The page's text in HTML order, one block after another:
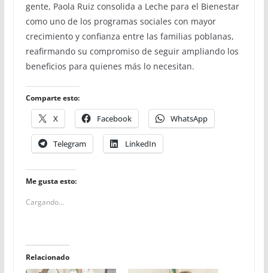
gente, Paola Ruiz consolida a Leche para el Bienestar
como uno de los programas sociales con mayor
crecimiento y confianza entre las familias poblanas,
reafirmando su compromiso de seguir ampliando los
beneficios para quienes más lo necesitan.
Comparte esto:
X Facebook WhatsApp
Telegram LinkedIn
Me gusta esto:
Cargando...
Relacionado